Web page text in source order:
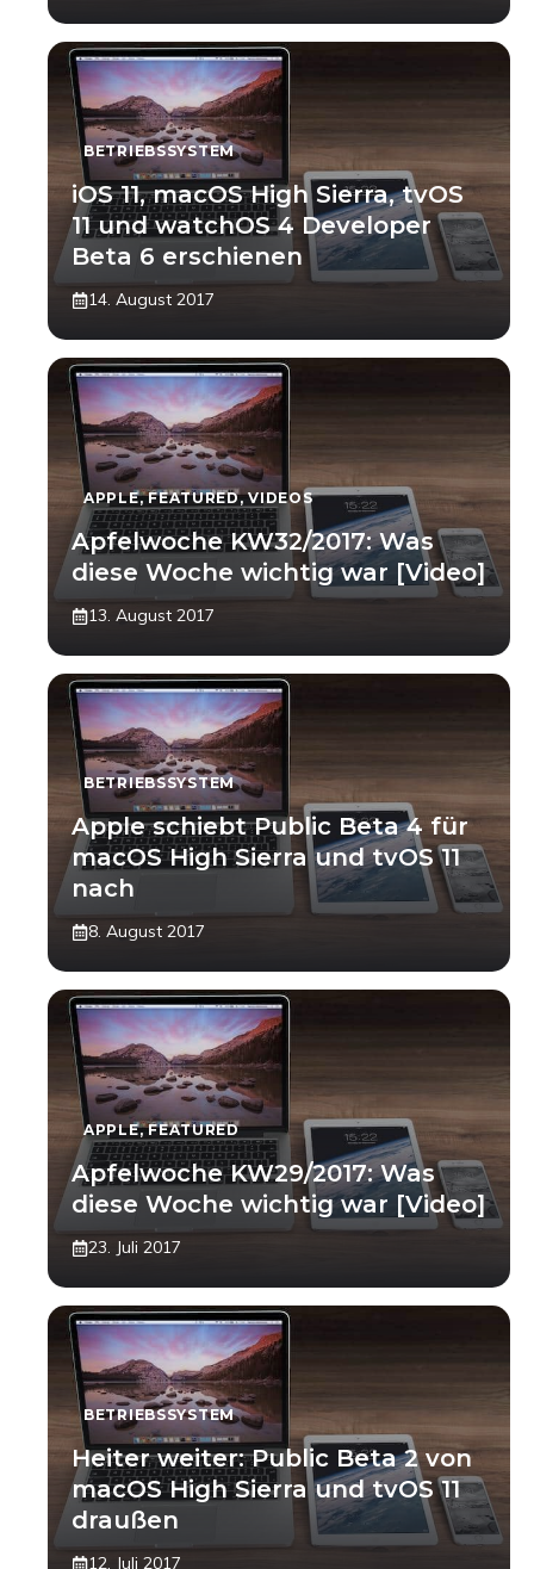
BETRIEBSSYSTEM
iOS 11, macOS High Sierra, tvOS
11 und watchOS 4 Developer
Beta 6 erschienen
14. August 2017
APPLE,FEATURED,VIDEOS
Apfelwoche KW32/2017: Was
diese Woche wichtig war [Video]
13. August 2017
BETRIEBSSYSTEM
Apple schiebt Public Beta 4 für
macOS High Sierra und tvOS 11
nach
8. August 2017
APPLE,FEATURED
Apfelwoche KW29/2017: Was
diese Woche wichtig war [Video]
23. Juli 2017
BETRIEBSSYSTEM
Heiter weiter: Public Beta 2 von
macOS High Sierra und tvOS 11
draußen
12. Juli 2017